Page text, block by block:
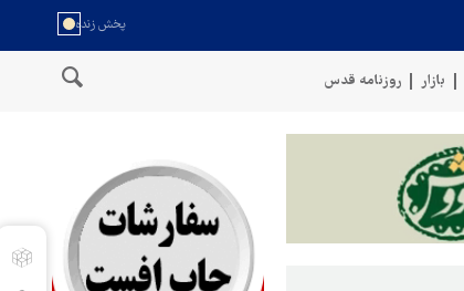
بازار روزنامه قدس